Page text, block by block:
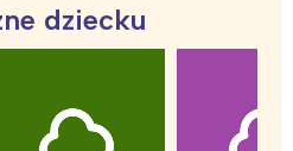
dziecku
wydarzenia z